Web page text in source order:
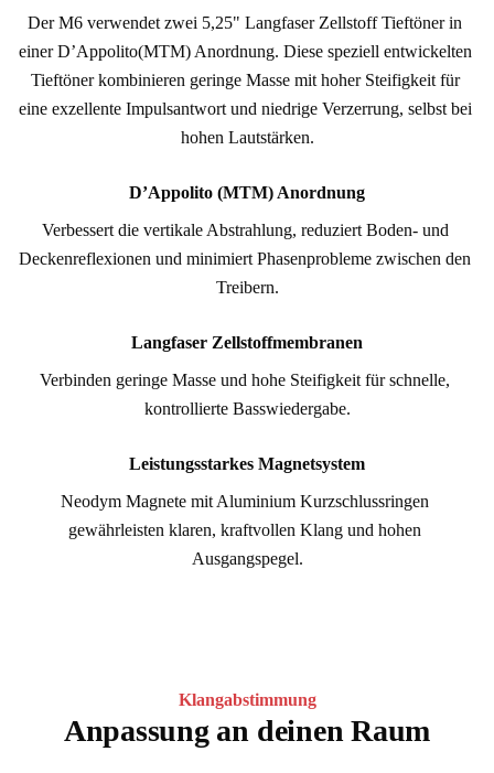
Der M6 verwendet zwei 5,25" Langfaser Zellstoff Tieftöner in
einer D’Appolito(MTM) Anordnung. Diese speziell entwickelten
Tieftöner kombinieren geringe Masse mit hoher Steifigkeit für
eine exzellente Impulsantwort und niedrige Verzerrung, selbst bei
hohen Lautstärken.
D’Appolito (MTM) Anordnung
Verbessert die vertikale Abstrahlung, reduziert Boden- und
Deckenreflexionen und minimiert Phasenprobleme zwischen den
Treibern.
Langfaser Zellstoffmembranen
Verbinden geringe Masse und hohe Steifigkeit für schnelle,
kontrollierte Basswiedergabe.
Leistungsstarkes Magnetsystem
Neodym Magnete mit Aluminium Kurzschlussringen
gewährleisten klaren, kraftvollen Klang und hohen
Ausgangspegel.
Klangabstimmung
Anpassung an deinen Raum